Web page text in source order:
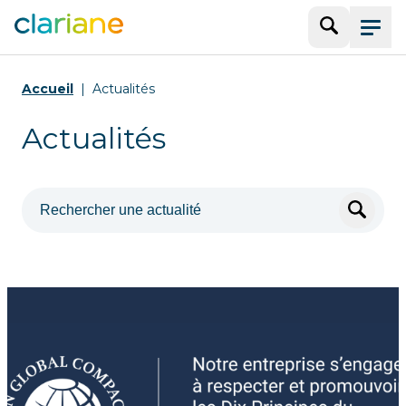
Menu
Accueil Actualités
Actualités